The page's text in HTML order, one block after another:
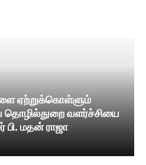
ஏற்றுக்கொள்ளும்
தொழில்துறை வளர்ச்சியை
பி. மதன் ராஜா